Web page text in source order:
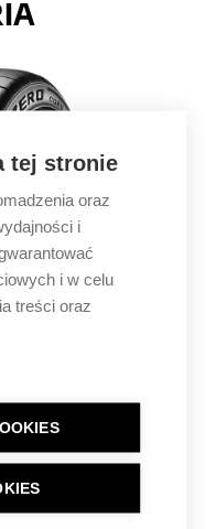
tej stronie
oraz
i
i w celu
treści oraz